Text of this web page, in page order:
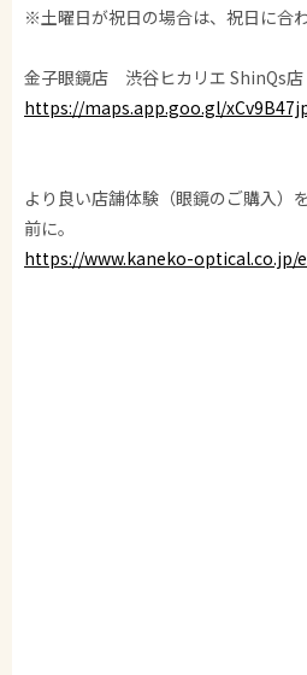
※土曜日が祝日の場合は、祝日に合
金子眼鏡店 渋谷ヒカリエ ShinQs店
https://maps.app.goo.gl/
より良い店舗体験（眼鏡のご購入）
前に。
https://www.kaneko-optical.co.jp/